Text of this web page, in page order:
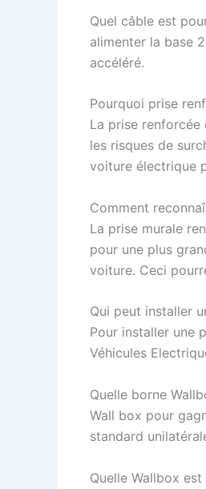
Quel câble est
alimenter la base
accéléré.
Pourquoi prise
La prise
les risques de
voiture électrique
Comment
La prise murale
pour une plus
voiture. Ceci
Qui peut installer
Pour installer une
Véhicules
Quelle borne
Wall box pour
standard
Quelle Wallbox